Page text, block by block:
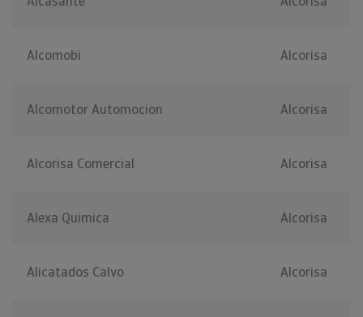
Alcomobi Alcorisa
Alcomotor Automocion Alcorisa
Alcorisa Comercial Alcorisa
Alexa Quimica Alcorisa
Alicatados Calvo Alcorisa